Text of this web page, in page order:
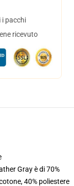
pacchi
ricevuto
Gray è di 70%
40% poliestere